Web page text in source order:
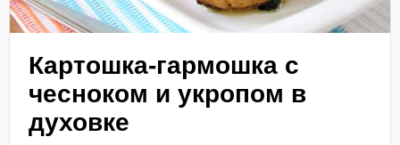
Картошка-гармошка с
чесноком и укропом в
духовке